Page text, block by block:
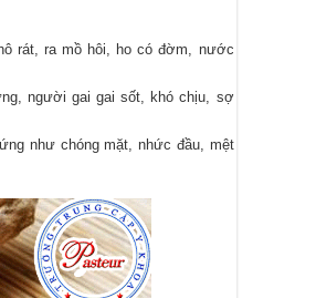
rát, ra mồ hôi, ho có đờm, nước
người gai gai sốt, khó chịu, sợ
như chóng mặt, nhức đầu, mệt